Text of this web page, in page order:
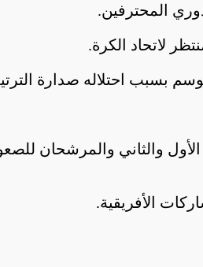
بسبب احتلاله صدارة
الأول والثاني والمرشحان
الأفريقية.